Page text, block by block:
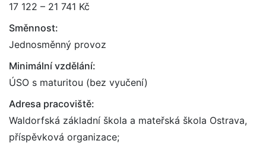
17 122 – 21 741 Kč
Směnnost:
Jednosměnný provoz
Minimální vzdělání:
ÚSO s maturitou (bez vyučení)
Adresa pracoviště:
Waldorfská základní škola a mateřská škola Ostrava,
příspěvková organizace;